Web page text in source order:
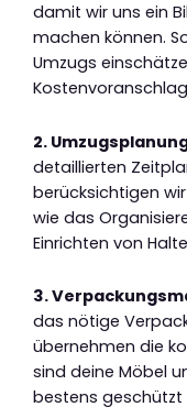
damit wir uns ein
machen können.
Umzugs
2.
detaillierten
berücksichtigen
wie das
Einrichten von
3.
das nötige
übernehmen die
sind deine Möbel
bestens geschützt